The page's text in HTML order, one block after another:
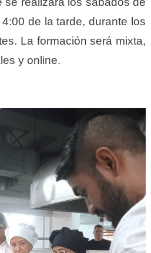
de la tarde, durante los
La formación será mixta,
y online.